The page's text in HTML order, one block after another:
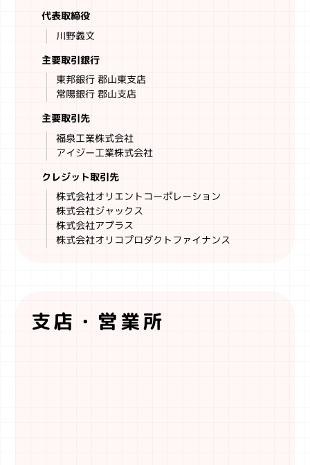
代表取締役
川野義文
主要取引銀行
東邦銀行 郡山東支店
常陽銀行 郡山支店
主要取引先
福泉工業株式会社
アイジー工業株式会社
クレジット取引先
株式会社オリエントコーポレーション
株式会社ジャックス
株式会社アプラス
株式会社オリコプロダクトファイナンス
支店・営業所